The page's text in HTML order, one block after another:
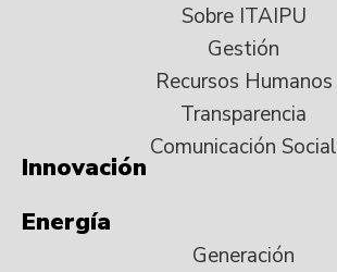
Sobre ITAIPU
Gestión
Recursos Humanos
Transparencia
Comunicación Social
Innovación
Energía
Generación